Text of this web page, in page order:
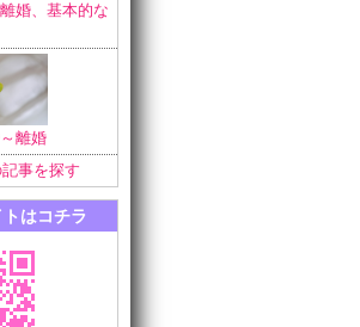
婚、基本的な
離婚
事を探す
はコチラ